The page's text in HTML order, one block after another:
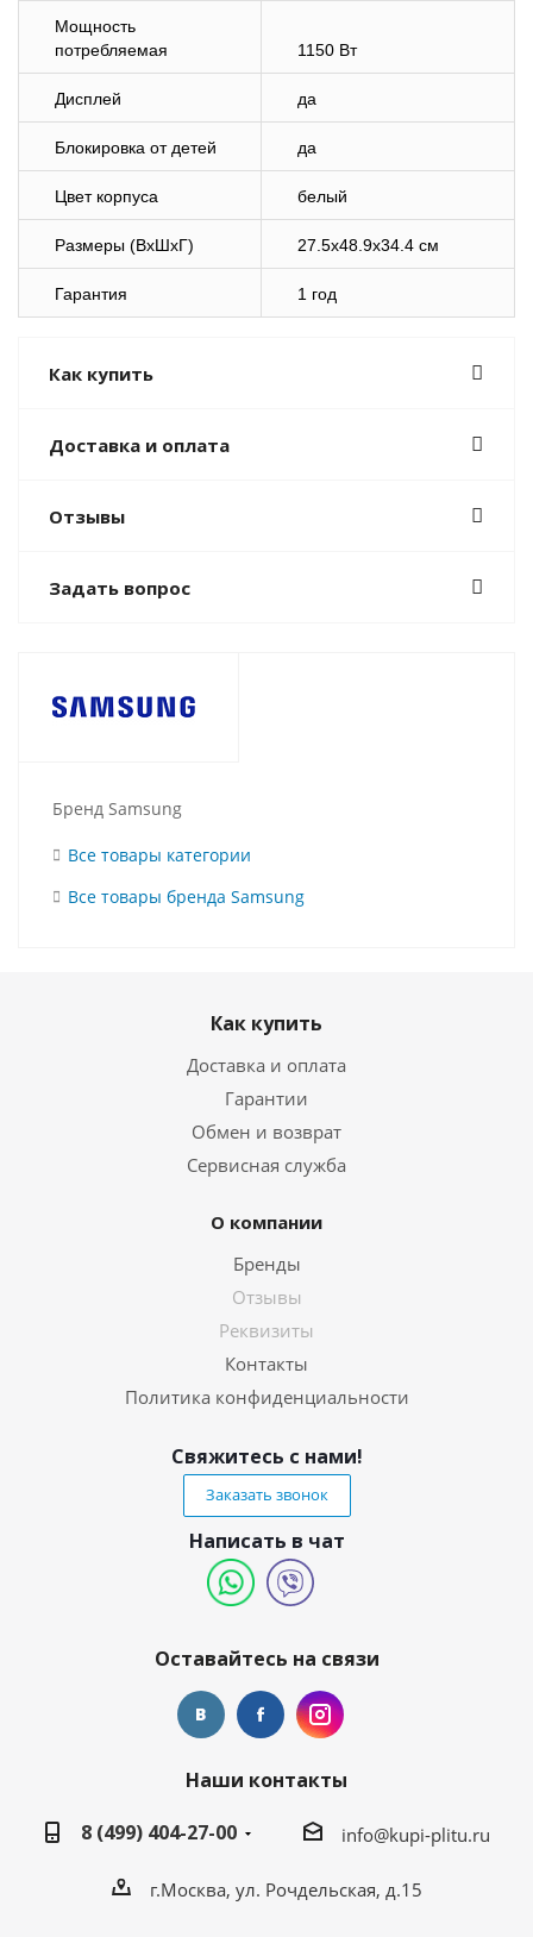
Мощность
потребляемая
1150 Вт
Дисплей да
Блокировка от детей да
Цвет корпуса белый
Размеры (ВхШхГ) 27.5x48.9x34.4 см
Гарантия 1 год
Как купить
Доставка и оплата
Отзывы
Задать вопрос
Бренд Samsung
Все товары категории
Все товары бренда Samsung
Как купить
Доставка и оплата
Гарантии
Обмен и возврат
Сервисная служба
О компании
Бренды
Отзывы
Реквизиты
Контакты
Политика конфиденциальности
Свяжитесь с нами!
Заказать звонок
Написать в чат
Оставайтесь на связи
Наши контакты
8 (499) 404-27-00
info@kupi-plitu.ru
г.Москва, ул. Рочдельская, д.15